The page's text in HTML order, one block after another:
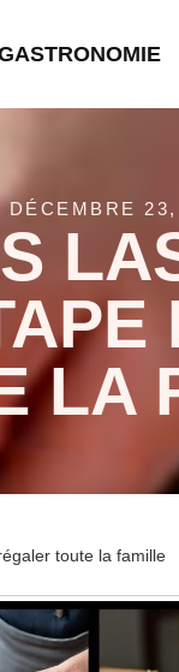
DÉCEMBRE
LA
toute la famille